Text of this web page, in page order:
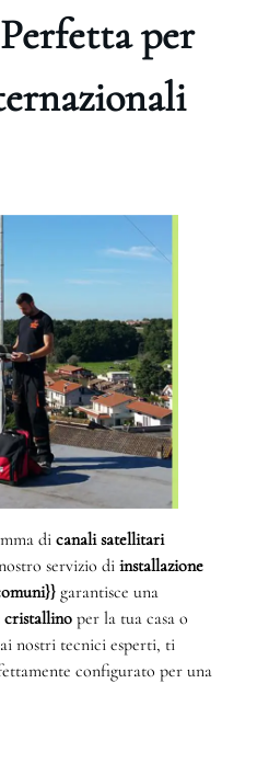
per
di canali satellitari
servizio diinstallazione
garantisce una
cristallinoper la tua casa o
nostri tecnici esperti, ti
configurato per una